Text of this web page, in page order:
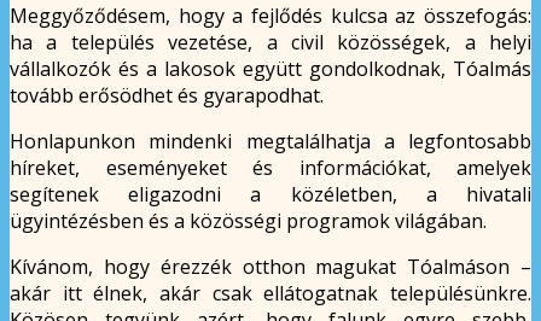
Meggyőződésem, hogy a fejlődés kulcsa az összefogás:
ha a település vezetése, a civil közösségek, a helyi
vállalkozók és a lakosok együtt gondolkodnak, Tóalmás
tovább erősödhet és gyarapodhat.
Honlapunkon mindenki megtalálhatja a legfontosabb
híreket, eseményeket és információkat, amelyek
segítenek eligazodni a közéletben, a hivatali
ügyintézésben és a közösségi programok világában.
Kívánom, hogy érezzék otthon magukat Tóalmáson –
akár itt élnek, akár csak ellátogatnak településünkre.